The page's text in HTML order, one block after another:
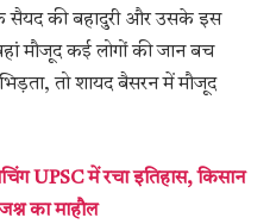
सैयद की बहादुरी और उसके इस
मौजूद कई लोगों की जान बच
तो शायद बैसरन में मौजूद
UPSC में रचा इतिहास, किसान
का माहौल